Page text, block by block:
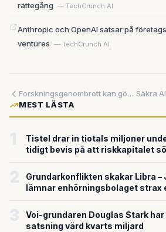
rättegång — TechCrunch AI
Anthropic och OpenAI satsar på
ventures — TechCrunch AI
Forskningsgenombrott kan göra AI-utveckling snabbare och mer effektiv
MEST LÄSTA
Tistel drar in tiotals miljoner
tidigt bevis på att riskkapitalet
Grundarkonflikten skakar Libra –
lämnar enhörningsbolaget strax
Voi-grundaren Douglas Stark
satsning värd kvarts miljard